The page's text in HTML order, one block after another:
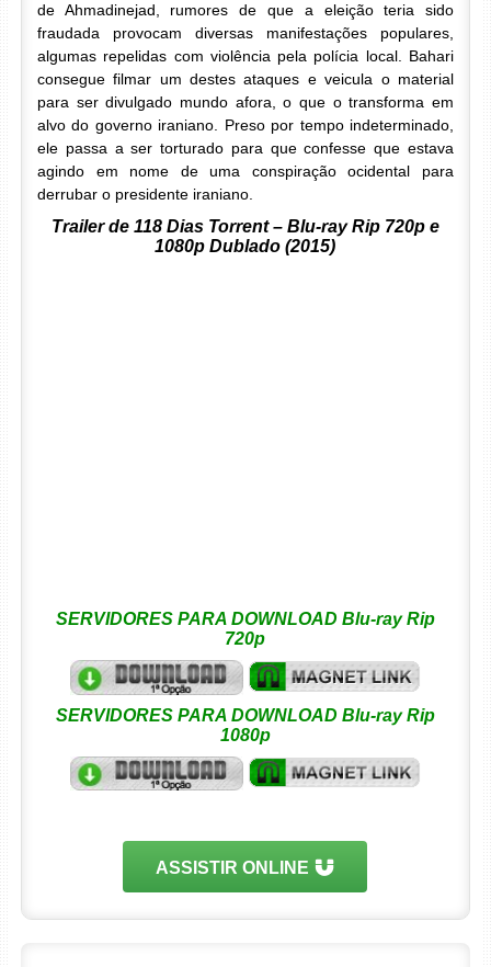
de Ahmadinejad, rumores de que a eleição teria sido
fraudada provocam diversas manifestações populares,
algumas repelidas com violência pela polícia local. Bahari
consegue filmar um destes ataques e veicula o material
para ser divulgado mundo afora, o que o transforma em
alvo do governo iraniano. Preso por tempo indeterminado,
ele passa a ser torturado para que confesse que estava
agindo em nome de uma conspiração ocidental para
derrubar o presidente iraniano.
Trailer de 118 Dias Torrent – Blu-ray Rip 720p e
1080p Dublado (2015)
SERVIDORES PARA DOWNLOAD Blu-ray Rip
720p
SERVIDORES PARA DOWNLOAD Blu-ray Rip
1080p
ASSISTIR ONLINE